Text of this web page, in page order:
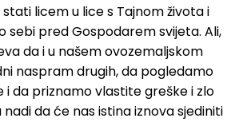
licem u lice s Tajnom života i
sebi pred Gospodarem svijeta. Ali,
da i u našem ovozemaljskom
naspram drugih, da pogledamo
i da priznamo vlastite greške i zlo
nadi da će nas istina iznova sjediniti